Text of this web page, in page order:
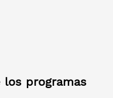
los programas